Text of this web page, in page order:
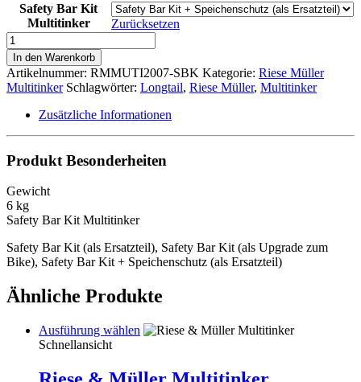
Safety Bar Kit
Multitinker
Zurücksetzen
Riese
&
Müller
Multitinker
Safety
(upgrade)
Menge
In den Warenkorb
Artikelnummer: RMMUTI2007-SBK Kategorie: Riese Müller
Multitinker Schlagwörter: Longtail, Riese Müller, Multitinker
Zusätzliche Informationen
Produkt Besonderheiten
Gewicht
6 kg
Safety Bar Kit Multitinker
Safety Bar Kit (als Ersatzteil), Safety Bar Kit (als Upgrade zum
Bike), Safety Bar Kit + Speichenschutz (als Ersatzteil)
Ähnliche Produkte
Ausführung wählen Dieses
mehrere
Schnellansicht